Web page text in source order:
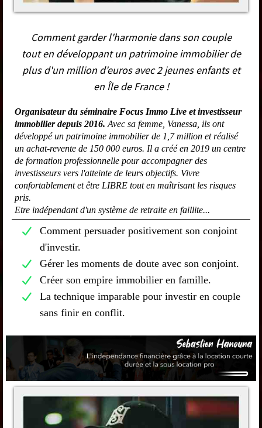
Comment garder l'harmonie dans son couple
tout en développant un patrimoine immobilier de
plus d'un million d'euros avec 2 jeunes enfants et
en Île de France !
Organisateur du séminaire Focus Immo Live et investisseur
immobilier depuis 2016. Avec sa femme, Vanessa, ils ont
développé un patrimoine immobilier de 1,7 million et réalisé
un achat-revente de 150 000 euros. Il a créé en 2019 un centre
de formation professionnelle pour accompagner des
investisseurs vers l'atteinte de leurs objectifs. Vivre
confortablement et être LIBRE tout en maîtrisant les risques
pris.
Etre indépendant d'un système de retraite en faillite...
Comment persuader positivement son conjoint
d'investir.
Gérer les moments de doute avec son conjoint.
Créer son empire immobilier en famille.
La technique imparable pour investir en couple
sans finir en conflit.